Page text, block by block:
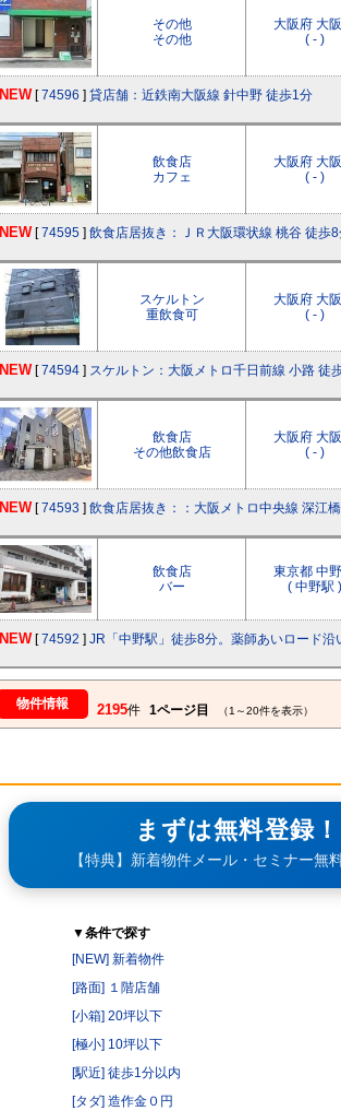
その他
その他
大阪府 大
( - )
NEW [74596 ] 貸店舗：近鉄南大阪線 針中野 徒歩1分
飲食店
カフェ
大阪府 大
( - )
NEW [74595 ] 飲食店居抜き：ＪＲ大阪環状線 桃谷 徒歩
スケルトン
重飲食可
大阪府 大
( - )
NEW [74594 ] スケルトン：大阪メトロ千日前線 小路 徒
飲食店
その他飲食店
大阪府 大
( - )
NEW [74593 ] 飲食店居抜き：：大阪メトロ中央線 深江
飲食店
バー
東京都 中
( 中野駅 )
NEW [74592 ] JR「中野駅」徒歩8分。薬師あいロード
物件情報 2195件 1ページ目 （1～20件を表示）
まずは無料登録！
【特典】新着物件メール・セミナー無
▼条件で探す
[NEW] 新着物件
[路面] １階店舗
[小箱] 20坪以下
[極小] 10坪以下
[駅近] 徒歩1分以内
[タダ] 造作金０円